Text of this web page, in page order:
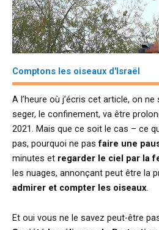
Comptons les oiseaux d'Israël
A l’heure où j’écris cet article, on
seger, le confinement, va être
2021. Mais que ce soit le cas – ce
pas, pourquoi ne pasfaire une
minutes et regarder le ciel par la
les nuages, annonçant peut être la
admirer et compter les oiseaux
Et oui vous ne le savez peut-être